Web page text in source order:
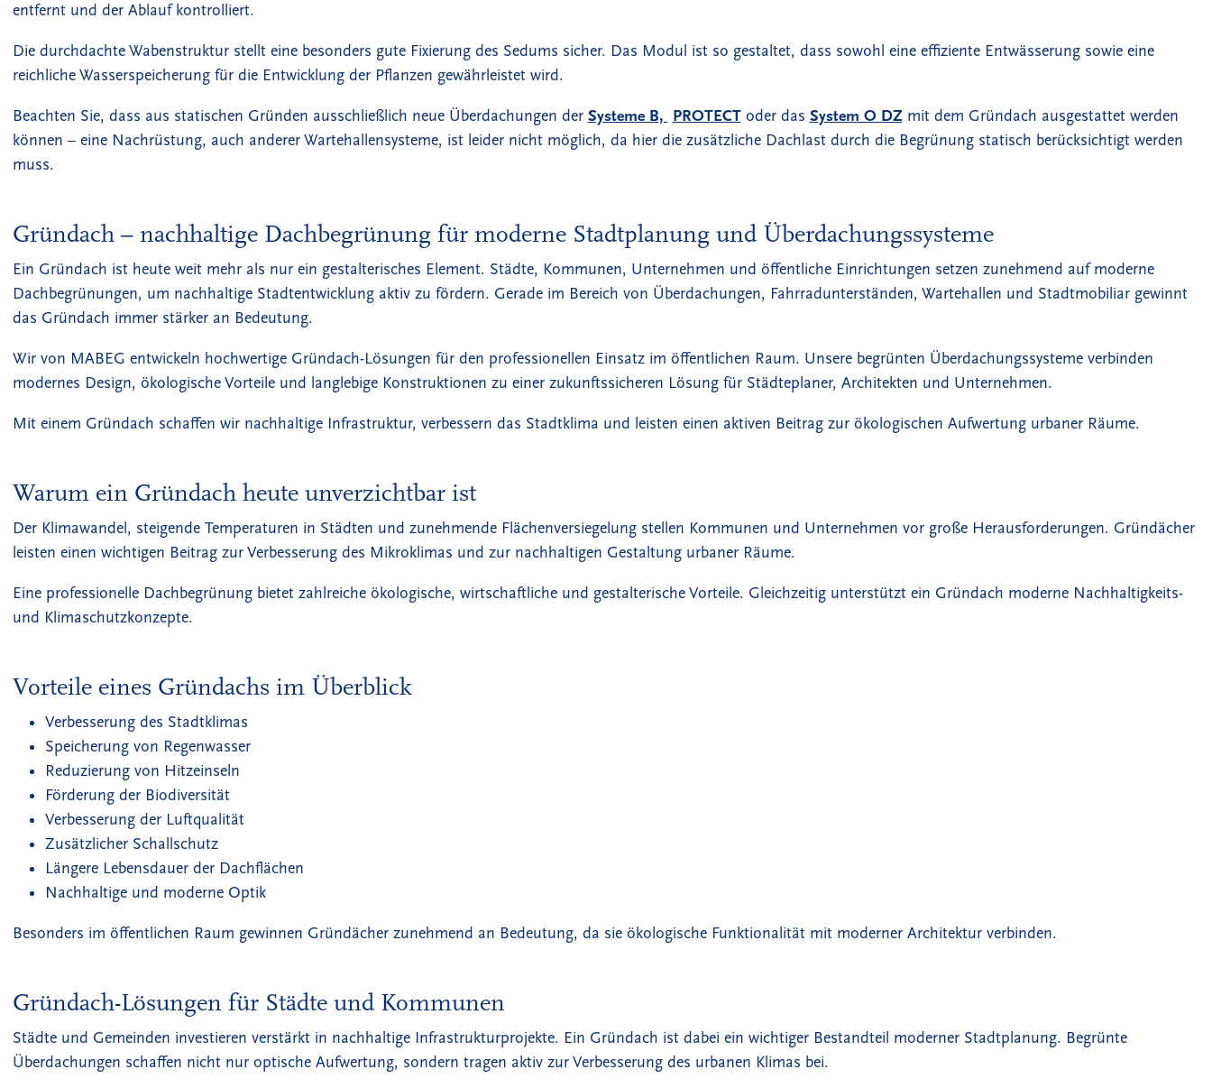
entfernt und der Ablauf kontrolliert.
Die durchdachte Wabenstruktur stellt eine besonders gute Fixierung des Sedums sicher. Das Modul ist so gestaltet, dass sowohl eine effiziente Entwässerung sowie eine
reichliche Wasserspeicherung für die Entwicklung der Pflanzen gewährleistet wird.
Beachten Sie, dass aus statischen Gründen ausschließlich neue Überdachungen der Systeme B, PROTECToder das System O DZmit dem Gründach ausgestattet werden
können – eine Nachrüstung, auch anderer Wartehallensysteme, ist leider nicht möglich, da hier die zusätzliche Dachlast durch die Begrünung statisch berücksichtigt werden
muss.
Gründach – nachhaltige Dachbegrünung für moderne Stadtplanung und Überdachungssysteme
Ein Gründach ist heute weit mehr als nur ein gestalterisches Element. Städte, Kommunen, Unternehmen und öffentliche Einrichtungen setzen zunehmend auf moderne
Dachbegrünungen, um nachhaltige Stadtentwicklung aktiv zu fördern. Gerade im Bereich von Überdachungen, Fahrradunterständen, Wartehallen und Stadtmobiliar gewinnt
das Gründach immer stärker an Bedeutung.
Wir von MABEG entwickeln hochwertige Gründach-Lösungen für den professionellen Einsatz im öffentlichen Raum. Unsere begrünten Überdachungssysteme verbinden
modernes Design, ökologische Vorteile und langlebige Konstruktionen zu einer zukunftssicheren Lösung für Städteplaner, Architekten und Unternehmen.
Mit einem Gründach schaffen wir nachhaltige Infrastruktur, verbessern das Stadtklima und leisten einen aktiven Beitrag zur ökologischen Aufwertung urbaner Räume.
Warum ein Gründach heute unverzichtbar ist
Der Klimawandel, steigende Temperaturen in Städten und zunehmende Flächenversiegelung stellen Kommunen und Unternehmen vor große Herausforderungen. Gründächer
leisten einen wichtigen Beitrag zur Verbesserung des Mikroklimas und zur nachhaltigen Gestaltung urbaner Räume.
Eine professionelle Dachbegrünung bietet zahlreiche ökologische, wirtschaftliche und gestalterische Vorteile. Gleichzeitig unterstützt ein Gründach moderne Nachhaltigkeits-
und Klimaschutzkonzepte.
Vorteile eines Gründachs im Überblick
Verbesserung des Stadtklimas
Speicherung von Regenwasser
Reduzierung von Hitzeinseln
Förderung der Biodiversität
Verbesserung der Luftqualität
Zusätzlicher Schallschutz
Längere Lebensdauer der Dachflächen
Nachhaltige und moderne Optik
Besonders im öffentlichen Raum gewinnen Gründächer zunehmend an Bedeutung, da sie ökologische Funktionalität mit moderner Architektur verbinden.
Gründach-Lösungen für Städte und Kommunen
Städte und Gemeinden investieren verstärkt in nachhaltige Infrastrukturprojekte. Ein Gründach ist dabei ein wichtiger Bestandteil moderner Stadtplanung. Begrünte
Überdachungen schaffen nicht nur optische Aufwertung, sondern tragen aktiv zur Verbesserung des urbanen Klimas bei.